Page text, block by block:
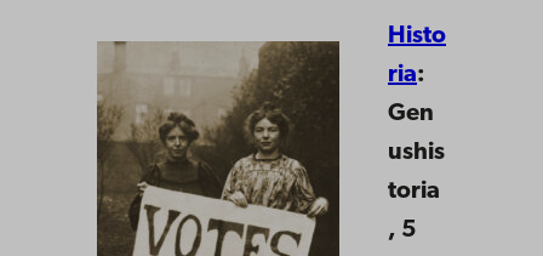
Histo
ria:
Gen
ushis
toria
, 5